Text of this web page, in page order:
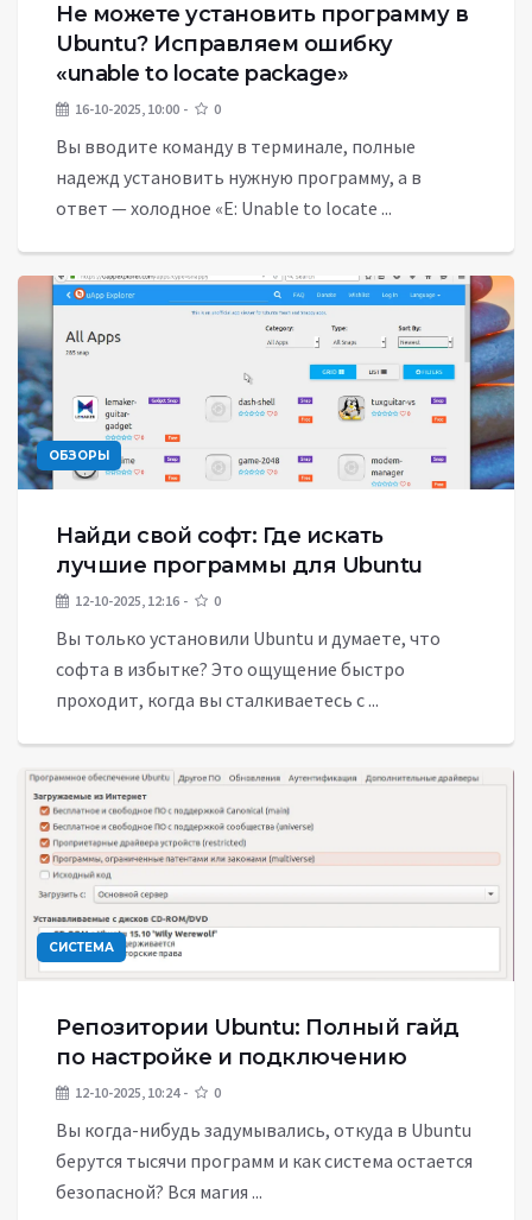
Не можете установить программу в
Ubuntu? Исправляем ошибку
«unable to locate package»
16-10-2025, 10:00 0
Вы вводите команду в терминале, полные
надежд установить нужную программу, а в
ответ — холодное «E: Unable to locate ...
ОБЗОРЫ
Найди свой софт: Где искать
лучшие программы для Ubuntu
12-10-2025, 12:16 0
Вы только установили Ubuntu и думаете, что
софта в избытке? Это ощущение быстро
проходит, когда вы сталкиваетесь с ...
СИСТЕМА
Репозитории Ubuntu: Полный гайд
по настройке и подключению
12-10-2025, 10:24 0
Вы когда-нибудь задумывались, откуда в Ubuntu
берутся тысячи программ и как система остается
безопасной? Вся магия ...